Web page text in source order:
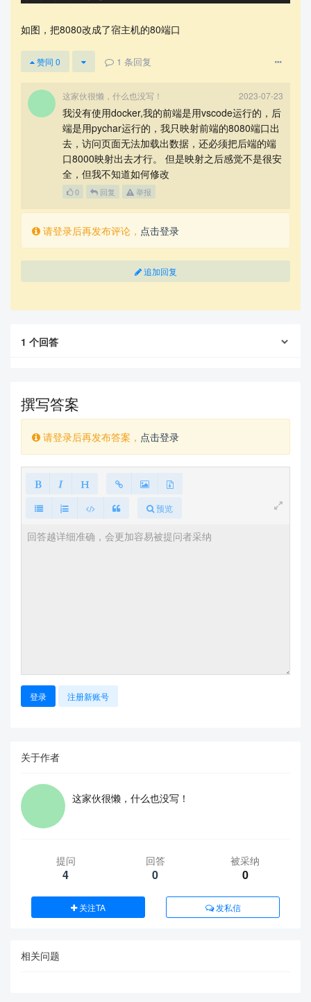
如图，把8080改成了宿主机的80端口
赞同 0 1 条回复
2023-07-23
这家伙很懒，什么也没写！
我没有使用docker,我的前端是用vscode运行的，后
端是用pychar运行的，我只映射前端的8080端口出
去，访问页面无法加载出数据，还必须把后端的端
口8000映射出去才行。 但是映射之后感觉不是很安
全，但我不知道如何修改
0 回复 举报
请登录后再发布评论， 点击登录
追加回复
1 个回答
撰写答案
请登录后再发布答案， 点击登录
预览
登录 注册新账号
关于作者
这家伙很懒，什么也没写！
提问
4
回答
0
被采纳
0
关注TA 发私信
相关问题